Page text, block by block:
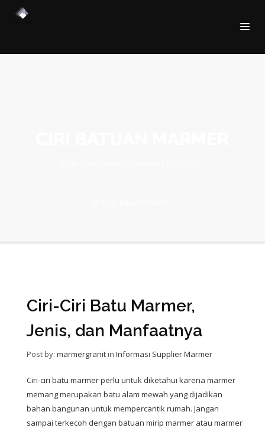
Ciri-Ciri Batu Marmer,
Jenis, dan Manfaatnya
Post by: marmergranitin Informasi Supplier Marmer
Ciri-ciri batu marmer perlu untuk diketahui karena marmer
memang merupakan batu alam mewah yang dijadikan
bahan bangunan untuk mempercantik rumah. Jangan
sampai terkecoh dengan batuan mirip marmer atau marmer